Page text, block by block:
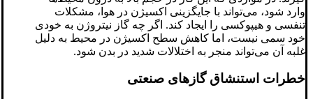
وارد شود، می‌تواند با جایگزینی اکسیژن در هوا، مشکلات
تنفسی و هیپوکسی را ایجاد کند. اگر چه گاز نیتروژن به خودی
خود سمی نیست، اما کاهش سطح اکسیژن در محیط به دلیل
غلبه آن می‌تواند منجر به اختلالات شدید در بدن شود.
خطرات استنشاق گازهای صنعتی